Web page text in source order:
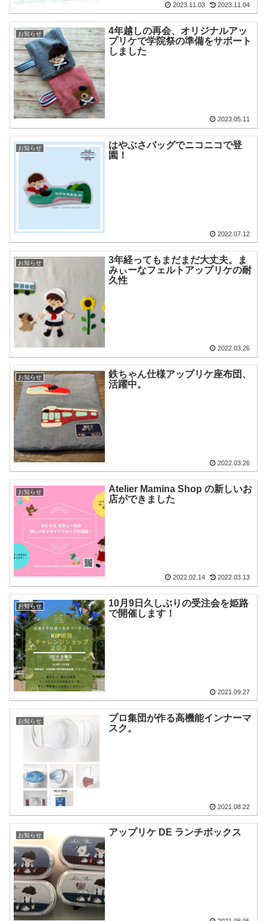
2023.11.03 2023.11.04
お知らせ
4年越しの再会、オリジナルアッ
プリケで学院祭の準備をサポート
しました
2023.05.11
お知らせ
はやぶさバッグでニコニコで登
園！
2022.07.12
お知らせ
3年経ってもまだまだ大丈夫。ま
みぃーなフェルトアップリケの耐
久性
2022.03.26
お知らせ
鉄ちゃん仕様アップリケ座布団、
活躍中。
2022.03.26
お知らせ
Atelier Mamina Shop の新しいお
店ができました
2022.02.14 2022.03.13
お知らせ
10月9日久しぶりの受注会を姫路
で開催します！
2021.09.27
お知らせ
プロ集団が作る高機能インナーマ
スク。
2021.08.22
お知らせ アップリケ DE ランチボックス